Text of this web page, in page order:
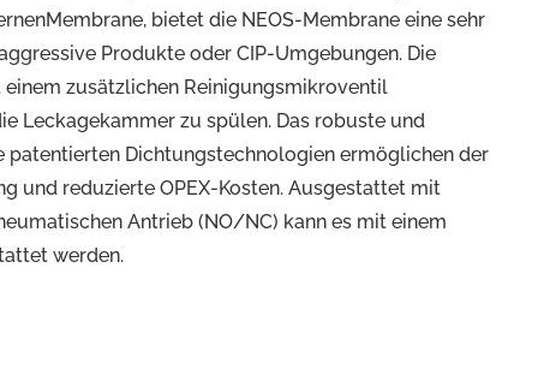
bietet die NEOS-Membrane eine sehr
Produkte oder CIP-Umgebungen. Die
einem zusätzlichen Reinigungsmikroventil
Leckagekammer zu spülen. Das robuste und
patentierten Dichtungstechnologien ermöglichen der
und reduzierte OPEX-Kosten. Ausgestattet mit
Antrieb (NO/NC) kann es mit einem
werden.